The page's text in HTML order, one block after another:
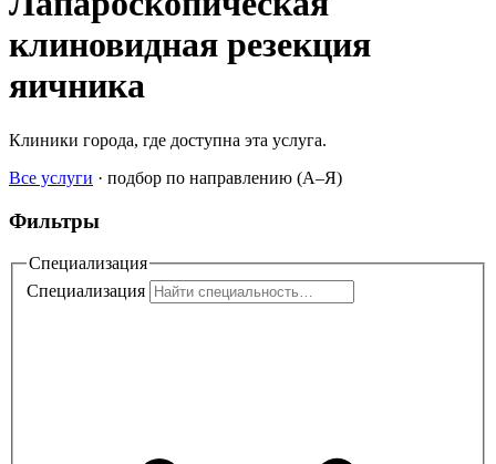
клиновидная резекция
яичника
Клиники города, где доступна эта услуга.
Все услуги · подбор по направлению (A–Я)
Фильтры
Специализация
Специализация